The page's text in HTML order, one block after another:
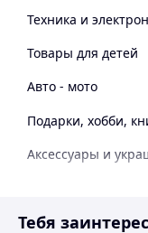
Техника и
Товары для детей
Авто - мото
Подарки, хобби,
Аксессуары и
Спорт и отдых
Тебя